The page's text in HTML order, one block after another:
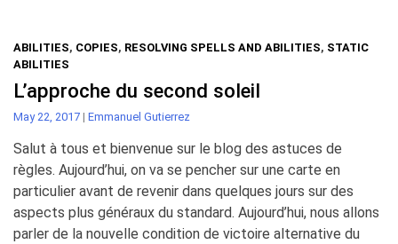
ABILITIES, COPIES, RESOLVING SPELLS AND ABILITIES, STATIC
ABILITIES
L’approche du second soleil
May 22, 2017 | Emmanuel Gutierrez
Salut à tous et bienvenue sur le blog des astuces de
règles. Aujourd’hui, on va se pencher sur une carte en
particulier avant de revenir dans quelques jours sur des
aspects plus généraux du standard. Aujourd’hui, nous allons
parler de la nouvelle condition de victoire alternative du